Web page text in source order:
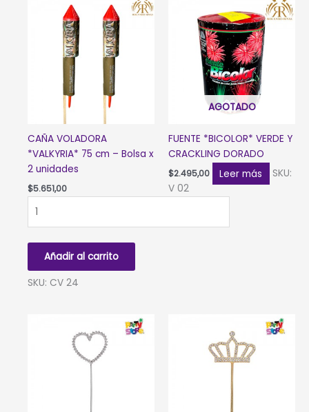
CAÑA VOLADORA
*VALKYRIA* 75 cm – Bolsa x
2 unidades
$5.651,00
VOLADORA
-
Añadir al carrito
SKU: CV 24
AGOTADO
FUENTE *BICOLOR* VERDE Y
CRACKLING DORADO
$2.495,00 Leer más
SKU:
V 02